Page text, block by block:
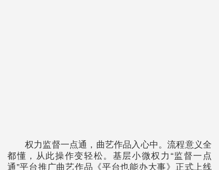
权力监督一点通，曲艺作品入心中。流程意义全
都懂，从此操作变轻松。基层小微权力“监督一点
通”平台推广曲艺作品《平台也能办大事》正式上线